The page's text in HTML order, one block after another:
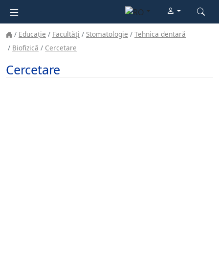
Educație Facultăţi Stomatologie
Tehnica dentară
Biofizică
Cercetare
Cercetare